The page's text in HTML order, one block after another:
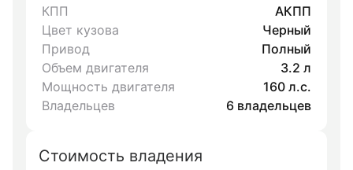
КПП
АКПП
Цвет кузова
Черный
Привод
Полный
Объем двигателя
3.2 л
Мощность двигателя
160 л.с.
Владельцев
6 владельцев
Стоимость владения